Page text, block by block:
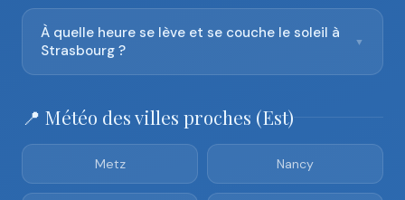
À quelle heure se lève et se couche le soleil à
Strasbourg ?
▼
📍 Météo des villes proches (Est)
Metz Nancy